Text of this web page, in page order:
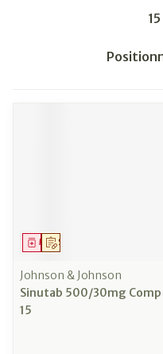
15
Trier par:
Sur prescription
Médicament
Johnson & Johnson
Sinutab 500/30mg Comp
15